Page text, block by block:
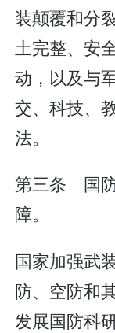
装颠覆和分
土完整、安
动，以及与
交、科技、
法。
第三条 国
障。
国家加强武
防、空防和
发展国防科